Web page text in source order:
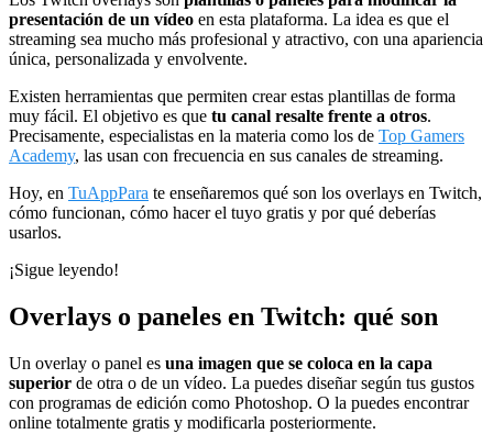
presentación de un vídeo en esta plataforma. La idea es que el
streaming sea mucho más profesional y atractivo, con una apariencia
única, personalizada y envolvente.
Existen herramientas que permiten crear estas plantillas de forma
muy fácil. El objetivo es que tu canal resalte frente a otros.
Precisamente, especialistas en la materia como los de Top Gamers
Academy, las usan con frecuencia en sus canales de streaming.
Hoy, en TuAppPara te enseñaremos qué son los overlays en Twitch,
cómo funcionan, cómo hacer el tuyo gratis y por qué deberías
usarlos.
¡Sigue leyendo!
Overlays o paneles en Twitch: qué son
Un overlay o panel es una imagen que se coloca en la capa
superior de otra o de un vídeo. La puedes diseñar según tus gustos
con programas de edición como Photoshop. O la puedes encontrar
online totalmente gratis y modificarla posteriormente.